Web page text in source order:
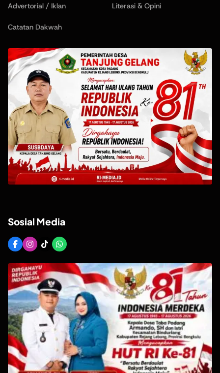
Advertorial / Iklan Literasi & Opini
Catatan Dakwah
Sosial Media